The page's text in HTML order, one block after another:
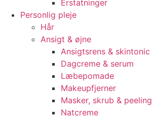
Erstatninger
Personlig pleje
Hår
Ansigt & øjne
Ansigtsrens & skintonic
Dagcreme & serum
Læbepomade
Makeupfjerner
Masker, skrub & peeling
Natcreme